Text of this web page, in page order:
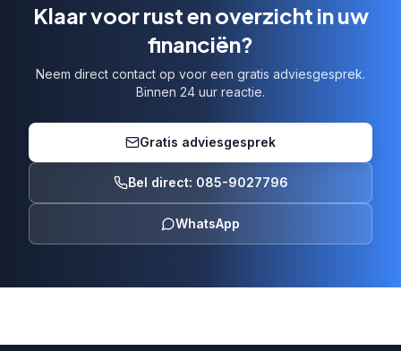
Klaar voor rust en overzicht in uw
financiën?
Neem direct contact op voor een gratis adviesgesprek.
Binnen 24 uur reactie.
Gratis adviesgesprek
Bel direct: 085-9027796
WhatsApp